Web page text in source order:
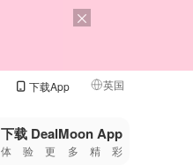
下载App 英国
🇺🇸
中国
下载 DealMoon App
体验更多精彩